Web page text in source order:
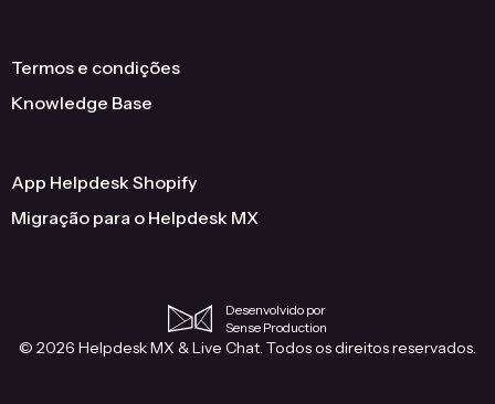
Termos e condições
Knowledge Base
App Helpdesk Shopify
Migração para o Helpdesk MX
Desenvolvido por
Sense Production
© 2026 Helpdesk MX & Live Chat. Todos os direitos reservados.